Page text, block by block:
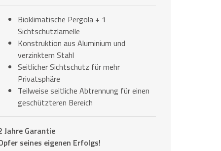
Bioklimatische Pergola + 1
Sichtschutzlamelle
Konstruktion aus Aluminium und
verzinktem Stahl
Seitlicher Sichtschutz für mehr
Privatsphäre
Teilweise seitliche Abtrennung für einen
geschützteren Bereich
Jahre Garantie
seines eigenen Erfolgs!